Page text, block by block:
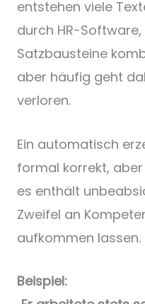
entstehen viele
durch HR-
Satzbausteine
aber häufig geht
verloren.
Ein automatisch
formal korrekt,
es enthält
Zweifel an
aufkommen lassen.
Beispiel: